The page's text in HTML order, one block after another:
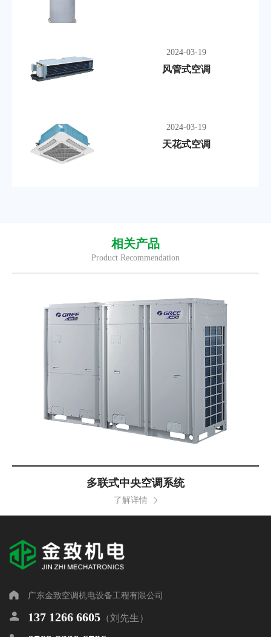
2024-03-19
风管式空调
2024-03-19
天花式空调
相关产品
Product Recommendation
多联式中央空调系统
了解详情
广东金致空调机电设备工程有限公司
137 1266 6605 （刘先生）